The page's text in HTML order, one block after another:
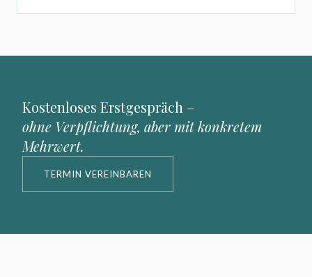
Kostenloses Erstgespräch –
ohne Verpflichtung, aber mit konkretem
Mehrwert.
TERMIN VEREINBAREN